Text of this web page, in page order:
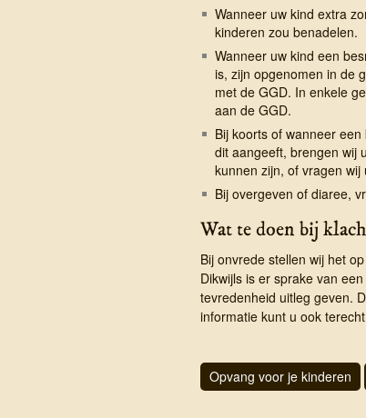
Wanneer uw kind extra
kinderen zou benadelen.
Wanneer uw kind een
is, zijn opgenomen in de
met de GGD. In enkele
aan de GGD.
Bij koorts of wanneer
dit aangeeft, brengen wij
kunnen zijn, of vragen
Bij overgeven of diaree,
Wat te doen bij
Bij onvrede stellen wij het
Dikwijls is er sprake van
tevredenheid uitleg geven.
informatie kunt u ook
Opvang voor je kinderen